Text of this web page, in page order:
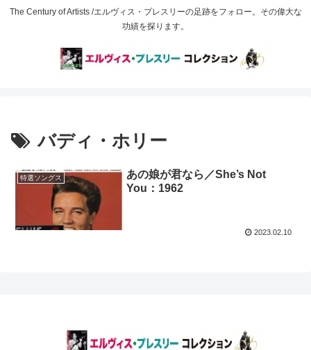
The Century of Artists /エルヴィス・プレスリーの足跡をフォロー。その偉大な
功績を探ります。
バディ・ホリー
特選ソングス
あの娘が君なら／She’s Not
You：1962
2023.02.10